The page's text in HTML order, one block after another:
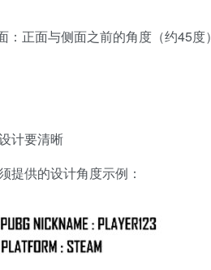
：正面与侧面之前的角度（约45度）
计要清晰
提供的设计角度示例：